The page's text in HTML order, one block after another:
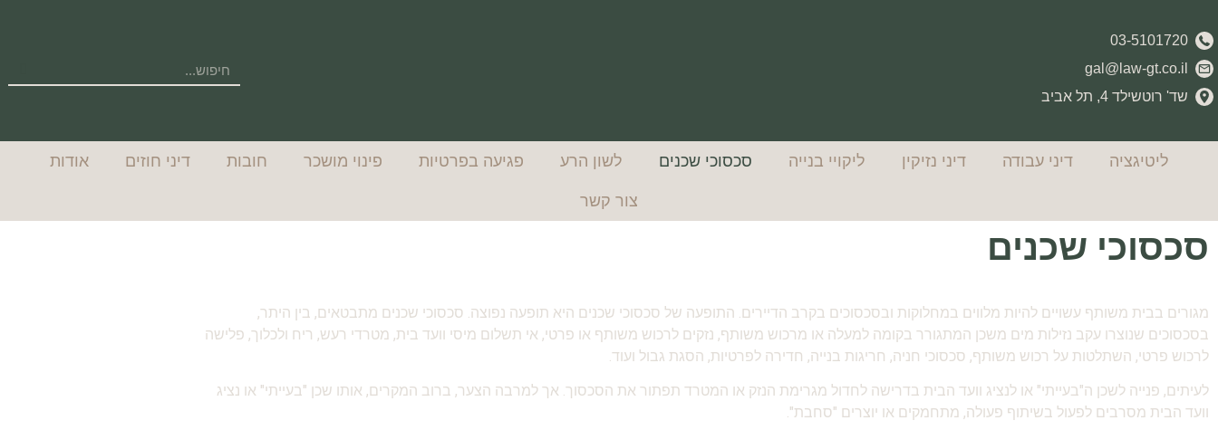
03-5101720
שד' רוטשילד 4, תל אביב
ליטיגציה דיני עבודה דיני נזיקין ליקויי בנייה סכסוכי שכנים לשון הרע פגיעה בפרטיות פינוי מושכר חובות דיני חוזים אודות
צור קשר
סכסוכי שכנים
מגורים בבית משותף עשויים להיות מלווים במחלוקות ובסכסוכים בקרב הדיירים. התופעה של סכסוכי שכנים היא תופעה נפוצה. סכסוכי שכנים מתבטאים, בין היתר,
בסכסוכים שנוצרו עקב נזילות מים משכן המתגורר בקומה למעלה או מרכוש משותף, נזקים לרכוש משותף או פרטי, אי תשלום מיסי וועד בית, מטרדי רעש, ריח ולכלוך, פלישה
לרכוש פרטי, השתלטות על רכוש משותף, סכסוכי חניה, חריגות בנייה, חדירה לפרטיות, הסגת גבול ועוד.
לעיתים, פנייה לשכן ה"בעייתי" או לנציג וועד הבית בדרישה לחדול מגרימת הנזק או המטרד תפתור את הסכסוך. אך למרבה הצער, ברוב המקרים, אותו שכן "בעייתי" או נציג
וועד הבית מסרבים לפעול בשיתוף פעולה, מתחמקים או יוצרים "סחבת".